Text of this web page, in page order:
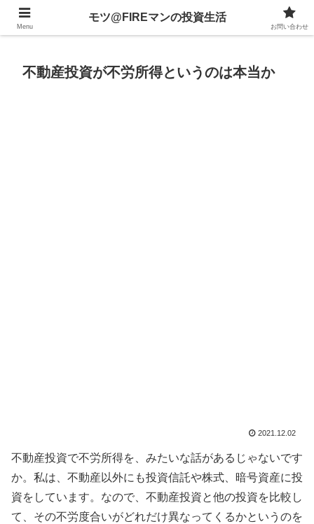
不動産、投資信託、暗号資産、株式、等々への投資について
不動産投資が不労所得というのは本当か
2021.12.02
不動産投資で不労所得を、みたいな話があるじゃないです
か。私は、不動産以外にも投資信託や株式、暗号資産に投
資をしています。なので、不動産投資と他の投資を比較し
て、その不労度合いがどれだけ異なってくるかというのを
Menu
モツ@FIREマンの投資生活
お問い合わせ